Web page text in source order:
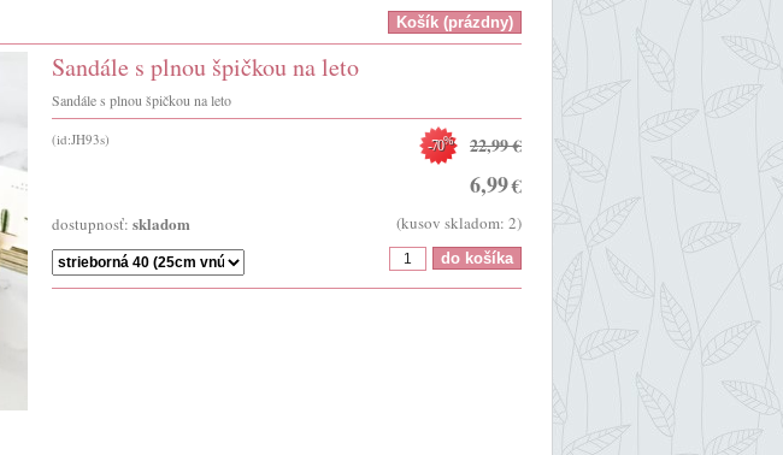
Sandále s plnou špičkou na leto
Sandále s plnou špičkou na leto
(id:JH93s) 22,99€
-70%
6,99€
dostupnosť: skladom (kusov skladom: 2)